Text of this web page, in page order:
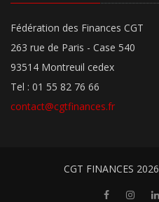
Fédération des Finances CGT
263 rue de Paris - Case 540
93514 Montreuil cedex
Tel : 01 55 82 76 66
contact@cgtfinances.fr
CGT FINANCES 2026